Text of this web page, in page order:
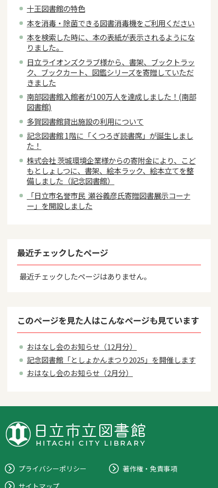
十王図書館の特色
本を消毒・除菌できる図書消毒機をご利用ください
本を検索した時に、本の表紙が表示されるようにな
りました。
日立ライオンズクラブ様から、書架、ブックトラッ
ク、ブックカート、図鑑シリーズを寄贈していただ
きました
南部図書館入館者が100万人を達成しました！(南部
図書館)
多賀図書館貸出施設の利用について
記念図書館 1階に「くつろぎ読書席」が誕生しまし
た！
株式会社 茨城環境企業様からの寄附金により、こど
もとしょしつに、書架、絵本ラック、絵本立てを整
備しました（記念図書館）
「日立市名誉市民 瀬谷義彦氏寄贈図書展示コーナ
ー」を開設しました
最近チェックしたページ
最近チェックしたページはありません。
このページを見た人はこんなページも見ています
おはなし会のお知らせ（12月分）
記念図書館「としょかんまつり2025」を開催します
おはなし会のお知らせ（2月分）
プライバシーポリシー
著作権・免責事項
サイトマップ